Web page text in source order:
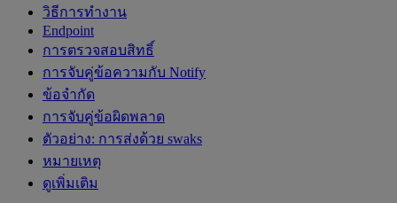
วิธีการทำงาน
Endpoint
การตรวจสอบสิทธิ์
การจับคู่ข้อความกับ Notify
ข้อจำกัด
การจับคู่ข้อผิดพลาด
ตัวอย่าง: การส่งด้วย swaks
หมายเหตุ
ดูเพิ่มเติม